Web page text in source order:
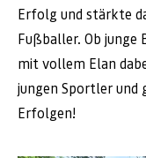
Erfolg und stärkte
Fußballer. Ob junge
mit vollem Elan
jungen Sportler und
Erfolgen!